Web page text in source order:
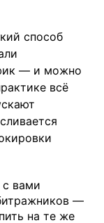
способ
— и можно
всё
вами
—
на те же